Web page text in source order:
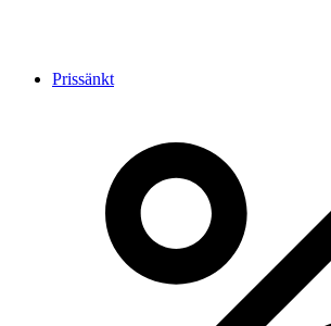
Prissänkt